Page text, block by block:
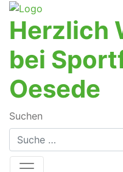
Herzlich
bei
Oesede
Suchen